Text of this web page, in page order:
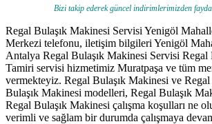
Bizi takip ederek güncel indirimlerimizden
Regal Bulaşık Makinesi Servisi Yenigöl
Merkezi telefonu, iletişim bilgileri Yenigöl
Antalya Regal Bulaşık Makinesi Servisi Regal
Tamiri servisi hizmetimiz Muratpaşa ve tüm
vermekteyiz. Regal Bulaşık Makinesi ve
Bulaşık Makinesi modelleri, Regal Bulaşık
Regal Bulaşık Makinesi çalışma koşulları ne
verimli ve sağlam bir durumda çalışmaya